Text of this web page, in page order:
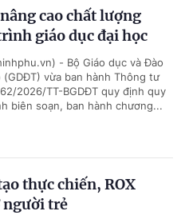
cao chất lượng
giáo dục đại học
- Bộ Giáo dục và Đào
(GDĐT) vừa ban hành Thông tư
2026/TT-BGDĐT quy định quy
biên soạn, ban hành chương...
thực chiến, ROX
người trẻ